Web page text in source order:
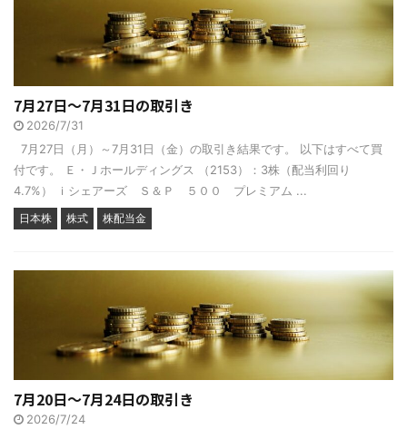
7月27日～7月31日の取引き
2026/7/31
7月27日（月）～7月31日（金）の取引き結果です。 以下はすべて買
付です。 Ｅ・Ｊホールディングス （2153）：3株（配当利回り
4.7%） ｉシェアーズ Ｓ＆Ｐ ５００ プレミアム ...
日本株 株式 株配当金
7月20日～7月24日の取引き
2026/7/24